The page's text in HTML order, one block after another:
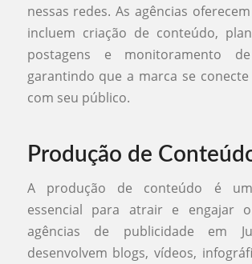
nessas redes. As agências
incluem criação de conteúdo,
postagens e monitoramento
garantindo que a marca se
com seu público.
Produção de
A produção de conteúdo é
essencial para atrair e engajar
agências de publicidade em
desenvolvem blogs, vídeos,